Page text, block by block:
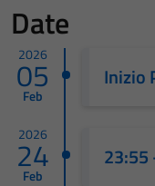
Date
2026
05
Feb
Inizio
2026
24
Feb
23:55